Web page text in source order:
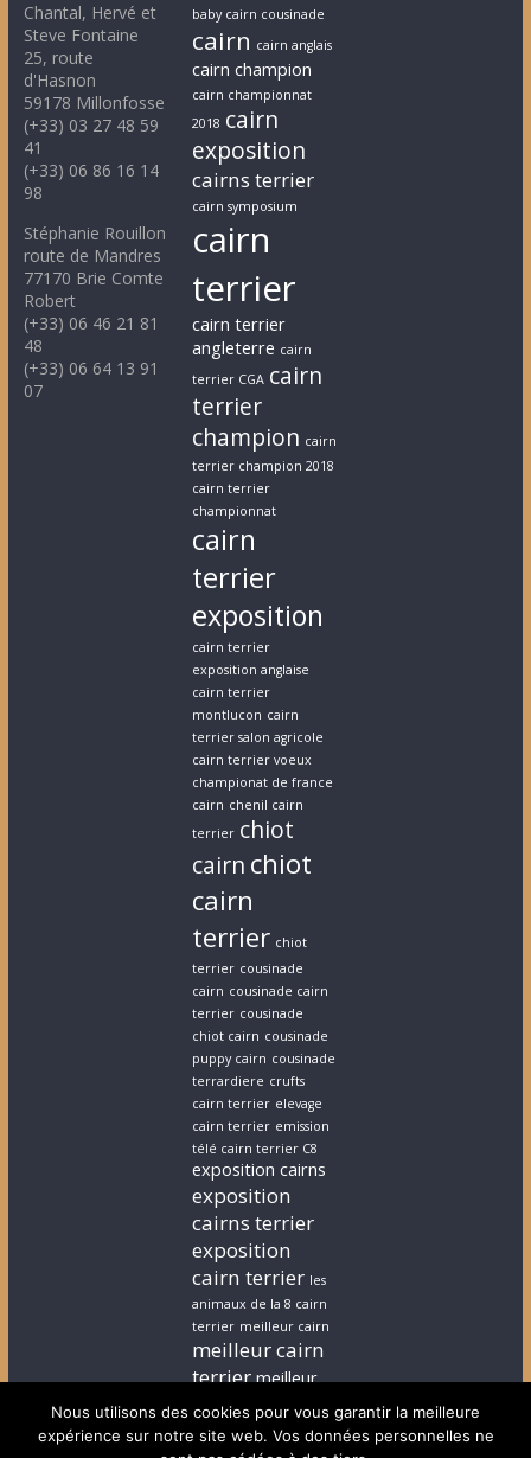
Chantal, Hervé et
Steve Fontaine
25, route
d'Hasnon
59178 Millonfosse
(+33) 03 27 48 59
41
(+33) 06 86 16 14
98
Stéphanie Rouillon
route de Mandres
77170 Brie Comte
Robert
(+33) 06 46 21 81
48
(+33) 06 64 13 91
07
baby cairn cousinade
cairn cairn anglais
cairn champion
cairn championnat
2018 cairn
exposition
cairns terrier
cairn symposium
cairn
terrier
cairn terrier
angleterre cairn
terrier CGA cairn
terrier
champion cairn
terrier champion 2018
cairn terrier
championnat
cairn
terrier
exposition
cairn terrier
exposition anglaise
cairn terrier
montlucon cairn
terrier salon agricole
cairn terrier voeux
championat de france
cairn chenil cairn
terrier chiot
cairn chiot
cairn
terrier chiot
terrier cousinade
cairn cousinade cairn
terrier cousinade
chiot cairn cousinade
puppy cairn cousinade
terrardiere crufts
cairn terrier elevage
cairn terrier emission
télé cairn terrier C8
exposition cairns
exposition
cairns terrier
exposition
cairn terrier les
animaux de la 8 cairn
terrier meilleur cairn
meilleur cairn
terrier meilleur
elevage cairn
terrier
stephanie
cairn terrier
stephanie
Nous utilisons des cookies pour vous garantir la meilleure
expérience sur notre site web. Vos données personnelles ne